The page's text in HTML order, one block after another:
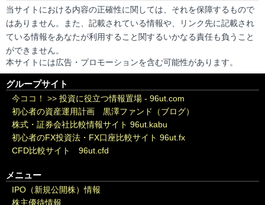
当サイトにおける内容の正確性に関しては、それを保障するもので
はありません。また、記載されている情報や、リンク先に記載され
ている情報をあなたが利用すること関するいかなる責任も負うこと
ができません。
本サイトには広告・プロモーションを含む可能性があります。
グループサイト
今ココ！ >> 投資に役立つ情報置場 - 96ut.com
初心者の資産運用計画 黒澤ファンド（ブログ）
株式・証券会社比較情報サイト 96ut.kabu
初心者のFX投資法・FX口座比較サイト 96ut.fx
CFD比較サイト 96ut.cfd
メニュー
IPO（新規公開株）情報
株主優待情報